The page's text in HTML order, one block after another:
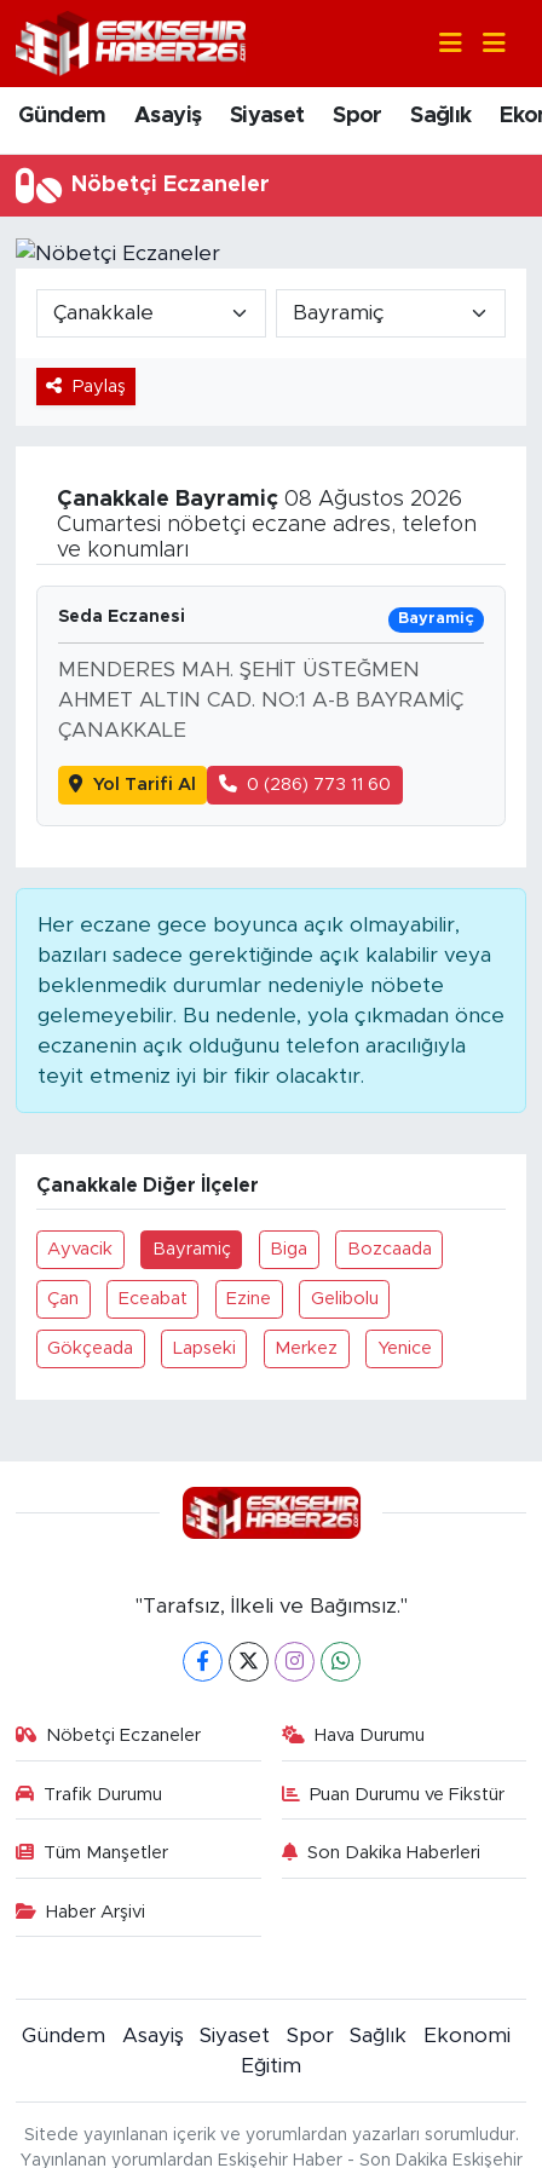
Gündem Asayiş Siyaset Spor Sağlık
Nöbetçi Eczaneler
Paylaş
Çanakkale Bayramiç08 Ağustos 2026
Cumartesi nöbetçi eczane adres, telefon
ve konumları
Seda Eczanesi Bayramiç
MENDERES MAH. ŞEHİT ÜSTEĞMEN
AHMET ALTIN CAD. NO:1 A-B BAYRAMİÇ
ÇANAKKALE
Yol Tarifi Al 0 (286) 773 11 60
Her eczane gece boyunca açık olmayabilir,
bazıları sadece gerektiğinde açık kalabilir veya
beklenmedik durumlar nedeniyle nöbete
gelemeyebilir. Bu nedenle, yola çıkmadan önce
eczanenin açık olduğunu telefon aracılığıyla
teyit etmeniz iyi bir fikir olacaktır.
Çanakkale Diğer İlçeler
Ayvacik Bayramiç Biga Bozcaada
Çan Eceabat Ezine Gelibolu
Gökçeada Lapseki Merkez Yenice
"Tarafsız, İlkeli ve Bağımsız."
Nöbetçi Eczaneler Hava Durumu
Trafik Durumu Puan Durumu ve Fikstür
Tüm Manşetler Son Dakika Haberleri
Haber Arşivi
Gündem Asayiş Siyaset Spor Sağlık
Ekonomi
Eğitim
Sitede yayınlanan içerik ve yorumlardan yazarları sorumludur.
Yayınlanan yorumlardan Eskişehir Haber - Son Dakika Eskişehir
Gündem
Asayiş
Siyaset
Sağlık
Ekonomi
Sanat
Bölge
Teknoloji
Magazin
Dünya
Sektör
Nöbetçi Eczaneler
Hava Durumu
Trafik Durumu
Tüm Manşetler
Son Dakika Haberleri